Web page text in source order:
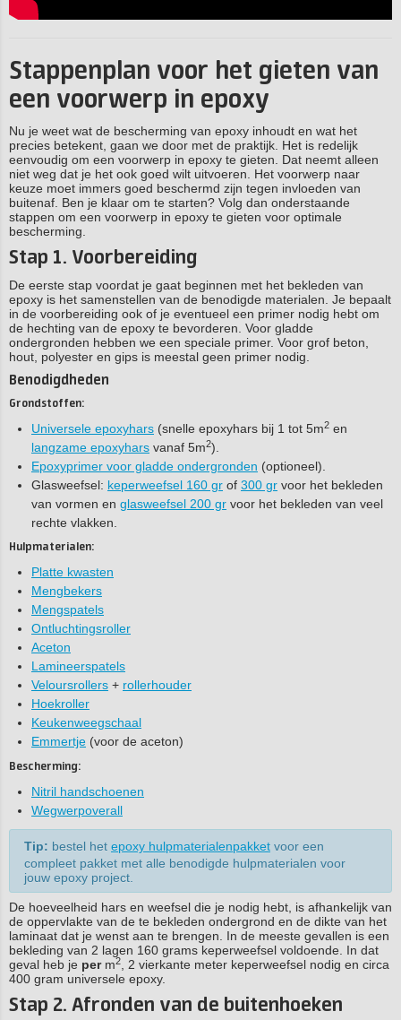
Stappenplan voor het gieten van
een voorwerp in epoxy
Nu je weet wat de bescherming van epoxy inhoudt en wat het
precies betekent, gaan we door met de praktijk. Het is redelijk
eenvoudig om een voorwerp in epoxy te gieten. Dat neemt alleen
niet weg dat je het ook goed wilt uitvoeren. Het voorwerp naar
keuze moet immers goed beschermd zijn tegen invloeden van
buitenaf. Ben je klaar om te starten? Volg dan onderstaande
stappen om een voorwerp in epoxy te gieten voor optimale
bescherming.
Stap 1. Voorbereiding
De eerste stap voordat je gaat beginnen met het bekleden van
epoxy is het samenstellen van de benodigde materialen. Je bepaalt
in de voorbereiding ook of je eventueel een primer nodig hebt om
de hechting van de epoxy te bevorderen. Voor gladde
ondergronden hebben we een speciale primer. Voor grof beton,
hout, polyester en gips is meestal geen primer nodig.
Benodigdheden
Grondstoffen:
Universele epoxyhars (snelle epoxyhars bij 1 tot 5m2 en
langzame epoxyhars vanaf 5m2).
Epoxyprimer voor gladde ondergronden (optioneel).
Glasweefsel: keperweefsel 160 gr of 300 gr voor het bekleden
van vormen en glasweefsel 200 gr voor het bekleden van veel
rechte vlakken.
Hulpmaterialen:
Platte kwasten
Mengbekers
Mengspatels
Ontluchtingsroller
Aceton
Lamineerspatels
Veloursrollers + rollerhouder
Hoekroller
Keukenweegschaal
Emmertje (voor de aceton)
Bescherming:
Nitril handschoenen
Wegwerpoverall
Tip: bestel het epoxy hulpmaterialenpakket voor een
compleet pakket met alle benodigde hulpmaterialen voor
jouw epoxy project.
De hoeveelheid hars en weefsel die je nodig hebt, is afhankelijk van
de oppervlakte van de te bekleden ondergrond en de dikte van het
laminaat dat je wenst aan te brengen. In de meeste gevallen is een
bekleding van 2 lagen 160 grams keperweefsel voldoende. In dat
geval heb je perm2
, 2 vierkante meter keperweefsel nodig en circa
400 gram universele epoxy.
Stap 2. Afronden van de buitenhoeken